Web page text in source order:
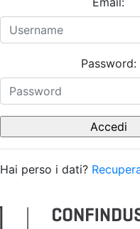
Password:
Hai perso i dati?